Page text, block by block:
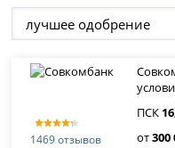
лучшее одобрение
1469 отзывов
ПСК 16
от300